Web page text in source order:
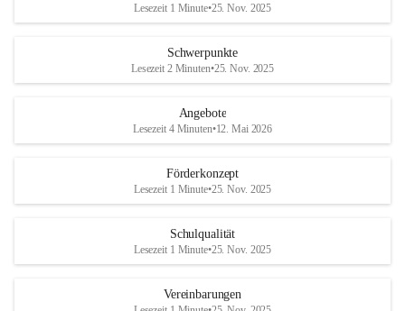
Lesezeit 1 Minute•25. Nov. 2025
Schwerpunkte
Lesezeit 2 Minuten•25. Nov. 2025
Angebote
Lesezeit 4 Minuten•12. Mai 2026
Förderkonzept
Lesezeit 1 Minute•25. Nov. 2025
Schulqualität
Lesezeit 1 Minute•25. Nov. 2025
Vereinbarungen